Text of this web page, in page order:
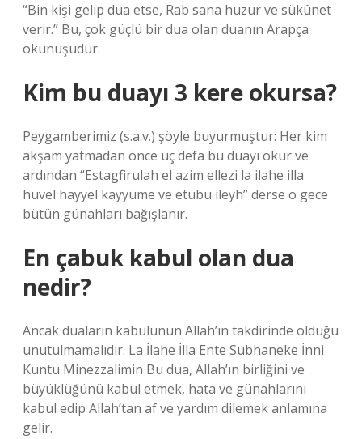
“Bin kişi gelip dua etse, Rab sana huzur ve sükûnet
verir.” Bu, çok güçlü bir dua olan duanın Arapça
okunuşudur.
Kim bu duayı 3 kere okursa?
Peygamberimiz (s.a.v.) şöyle buyurmuştur: Her kim
akşam yatmadan önce üç defa bu duayı okur ve
ardından “Estagfirulah el azim ellezi la ilahe illa
hüvel hayyel kayyüme ve etübü ileyh” derse o gece
bütün günahları bağışlanır.
En çabuk kabul olan dua
nedir?
Ancak duaların kabulünün Allah’ın takdirinde olduğu
unutulmamalıdır. La İlahe İlla Ente Subhaneke İnni
Kuntu Minezzalimin Bu dua, Allah’ın birliğini ve
büyüklüğünü kabul etmek, hata ve günahlarını
kabul edip Allah’tan af ve yardım dilemek anlamına
gelir.